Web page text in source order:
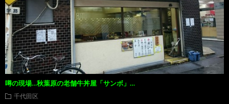
噂の現場…秋葉原の老舗牛丼屋「サンボ」…
千代田区